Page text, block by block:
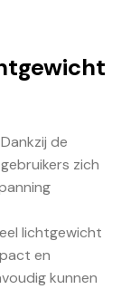
Dankzij de
zich
lichtgewicht
en
kunnen